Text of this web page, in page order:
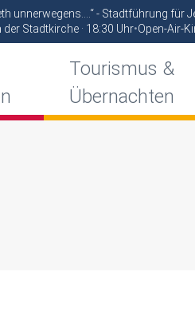
unnerwegens….“ - Stadtführung für
der Stadtkirche · 18:30 Uhr•Open-Air-
Tourismus &
Übernachten